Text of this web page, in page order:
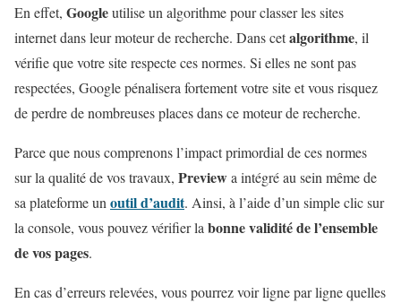
En effet, Googleutilise un algorithme pour classer les sites
internet dans leur moteur de recherche. Dans cetalgorithme, il
vérifie que votre site respecte ces normes. Si elles ne sont pas
respectées, Google pénalisera fortement votre site et vous risquez
de perdre de nombreuses places dans ce moteur de recherche.
Parce que nous comprenons l’impact primordial de ces normes
sur la qualité de vos travaux, Previewa intégré au sein même de
sa plateforme unoutil d’audit. Ainsi, à l’aide d’un simple clic sur
la console, vous pouvez vérifier labonne validité de l’ensemble
de vos pages.
En cas d’erreurs relevées, vous pourrez voir ligne par ligne quelles